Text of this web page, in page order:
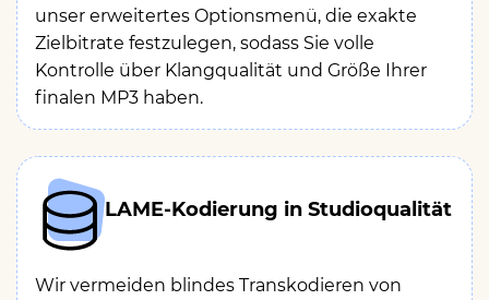
unser erweitertes Optionsmenü, die exakte
Zielbitrate festzulegen, sodass Sie volle
Kontrolle über Klangqualität und Größe Ihrer
finalen MP3 haben.
LAME-Kodierung in Studioqualität
Wir vermeiden blindes Transkodieren von